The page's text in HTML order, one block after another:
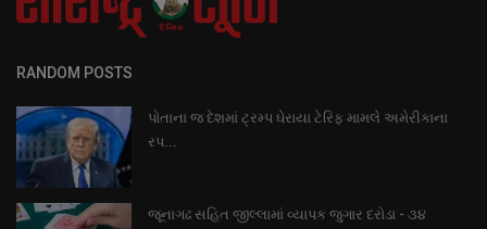
RANDOM POSTS
પોતાના જ દેશમાં ટ્રમ્પ ઘેરાયા ટેરિફ મામલે અમેરીકાના
રપ...
જૂનાગઢ સહિત જીલ્લામાં વ્યાપક જુગાર દરોડા - ૩૪